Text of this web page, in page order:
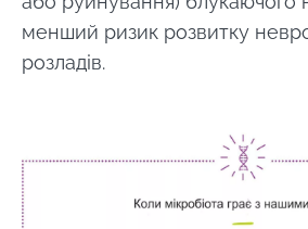
менший ризик розвитку
розладів.